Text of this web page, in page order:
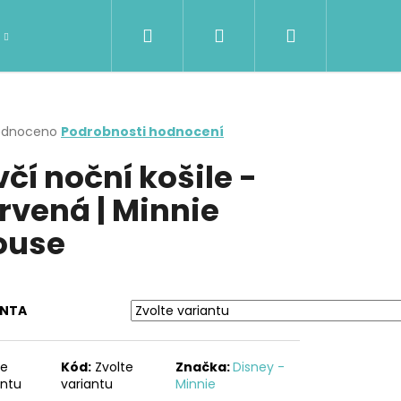
DÁMSKÉ OBLEČENÍ Kontakty
Přihlášení
Podrobnosti hodnocení
noční košile -
| Minnie
Kód: Zvolte
variantu
Značka:Disney -
Minnie